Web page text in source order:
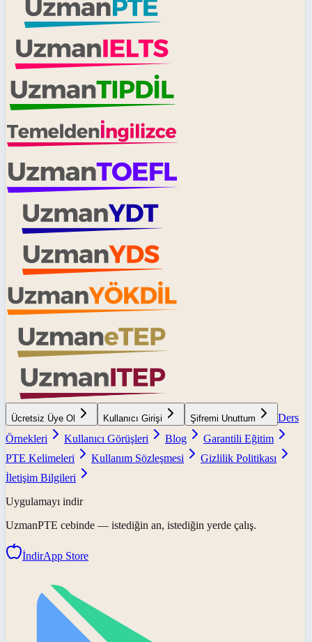
Ücretsiz Üye Ol Kullanıcı Girişi Şifremi Unuttum
Ders
Örnekleri
Kullanıcı Görüşleri Blog
Garantili Eğitim
PTE Kelimeleri
Kullanım Sözleşmesi
Gizlilik Politikası
İletişim Bilgileri
Uygulamayı indir
UzmanPTE cebinde — istediğin an, istediğin yerde çalış.
İndirApp Store